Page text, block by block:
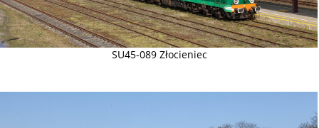
SU45-089 Złocieniec